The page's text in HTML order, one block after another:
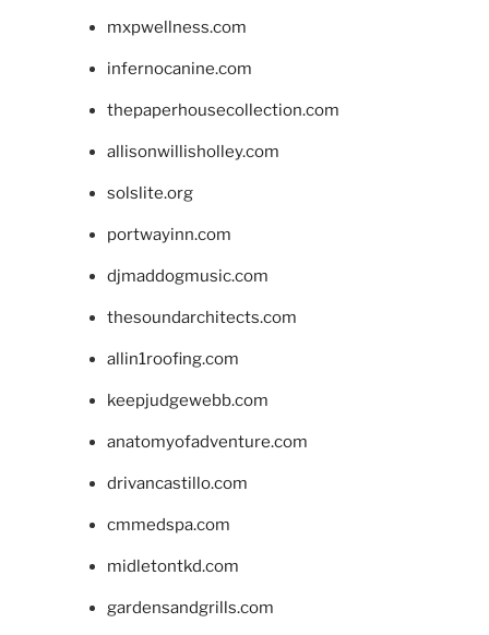
mxpwellness.com
infernocanine.com
thepaperhousecollection.com
allisonwillisholley.com
solslite.org
portwayinn.com
djmaddogmusic.com
thesoundarchitects.com
allin1roofing.com
keepjudgewebb.com
anatomyofadventure.com
drivancastillo.com
cmmedspa.com
midletontkd.com
gardensandgrills.com